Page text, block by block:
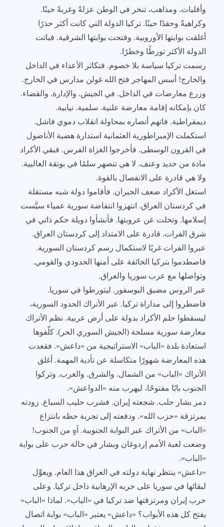
وأقليات. ومذاهب، تنخر في الوطن عزلةً وغربةً حينًا.
وكراهيةً وحقدًا حينًا. تركيا الدولة التي كانت أكثر حذرًا
أغلقت بوابتها الأوروبية. وفتحت بوابتها الشرقية. فباتت
الدولة الأكثر تورطًا وخطرًا.
رسمت تركيا سياسة بلا خصوم. فتكاثر الأعداء في الداخل
والخارج! أسس المهاجر فتح الله غولن مدارس في الخارج.
وزرع معارضات في الداخل. في الجيش. والإدارة. والقضاء.
كان بإمكانه إقامة معارضة علنية. سلمية. نيابية.
ديمقراطية. فاتهم أنصاره بمحاولة انقلاب دموي فاشل.
استكملت الإمبراطورية العثمانية استدارة هضبة الأناضول
في القرون الوسطى. فأخرجوا الغزاة الفرس. فبقي الأكراد
مادة من حديد وعنف. لا هي تنصهر سلمًا في بوتقة الغالبية.
ولا هي قادرة على الانفصال بالقوة.
استغل الأكراد ضعف الجيران. فأقاموا دولة شبه مستقلة
في كردستان العراق. انتهزوا انتفاضة سورية عمياء سيَّست
إسلامها. وتخلت عن عروبتها. فأنشأوا دويلة حكم ذاتي في
شرق الفرات. قادرة على الامتداد إلى كردستان العراق.
عبروا الفرات غربًا لاستكمال رسم كردستان السورية.
فاصطدموا بتركيا الخائفة على أمنها الحدودي والقومي.
وتواصلها مع عرب سوريا والعراق.
عبر الروس مضيق البوسفور. ليتورطوا في سوريا.
فاضطروا إلى مداراة تركيا. عبر الأتراك الحدود السورية،
ليسقطوا حلم الأكراد بدولة على أرض عربية. نظم الأتراك
معارضة سورية مسلحة (الجيش السوري الحر). كلّفوها
استعادة بلدة «الباب» الاستراتيجية من «داعش». فقعدت
هذه المعارضة شهورًا متكاسلة عن تأدية المهمة. أغلق
الأتراك «الباب» من الشمال. والشرق. والغرب. وتركوا
الجنوب بابًا مفتوحًا، ليهرب منه «الدواعش».
دمر بشار حلب. شجعته إيران. فشرب حليب السباع. زودته
بمرتزقة «حزب الله». ودفعته إلى تجربة حظه بانتزاع
«الباب» من الأتراك عبر البوابة الجنوبية. آهٍ من الجنوب!
وضعت لعبة الأمم إردوغان وبشار في حالة حرب على بوابة
«الباب».
«داعش» ينتظر نهاية دولته في العراق هذا العام. ويعوِّل
لبقائها في سوريا على حربه الإرهابية داخل تركيا. وعلى
حرب إيران ومرتزقتها ضد تركيا في «الباب». لماذا «الباب»
يفتح كل هذه الأبواب؟ «داعش» يعتبر «الباب» بوابة اتصال